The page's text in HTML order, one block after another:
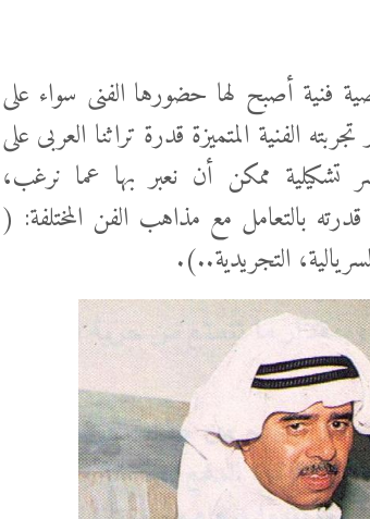
فنية أصبح لها حضورها الفنى سواء على
الفنية المتميزة قدرة تراثنا العربى على
تشكيلية ممكن أن نعبر بها عما نرغب،
بالتعامل مع مذاهب الفن المختلفة: (
التجريدية..).